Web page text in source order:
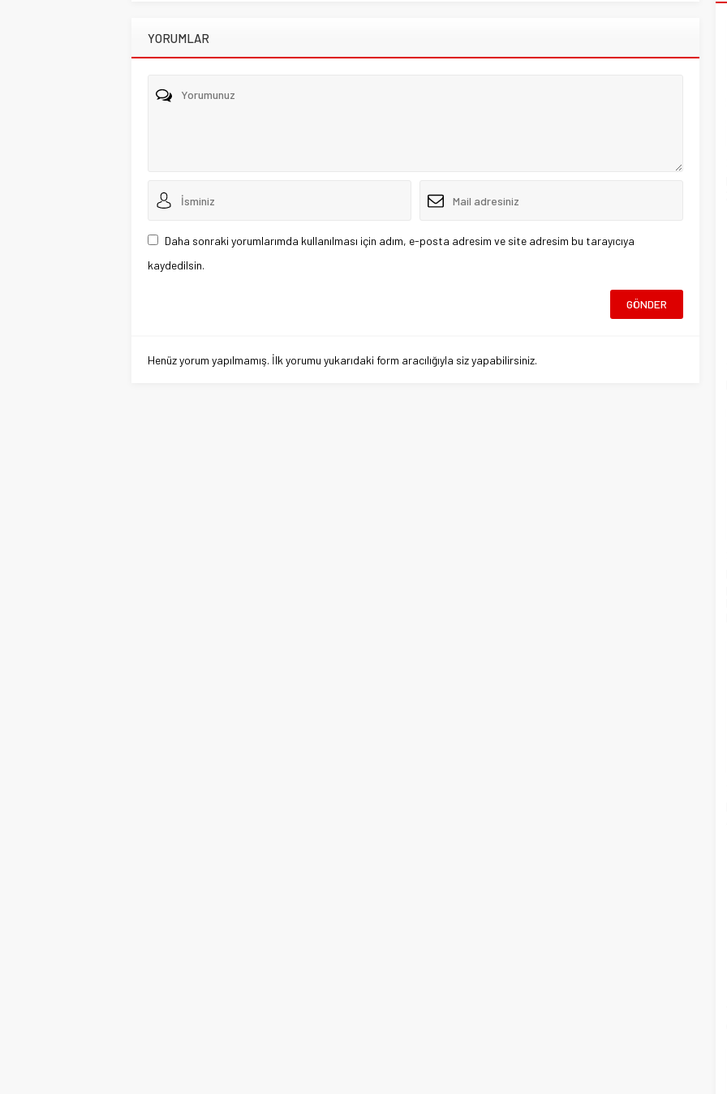
YORUMLAR
Daha sonraki yorumlarımda kullanılması için adım, e-posta adresim ve site adresim bu tarayıcıya
kaydedilsin.
Henüz yorum yapılmamış. İlk yorumu yukarıdaki form aracılığıyla siz yapabilirsiniz.